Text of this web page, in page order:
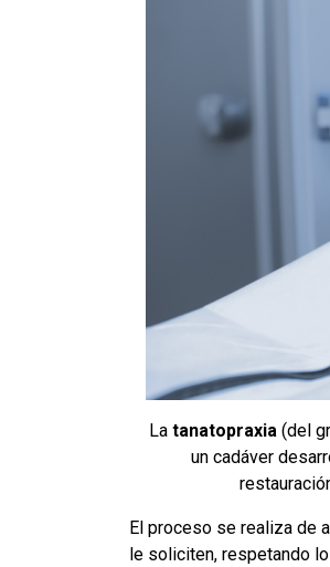
La tanatopraxia (del
un cadáver
El proceso se realiza de
le soliciten, respetando